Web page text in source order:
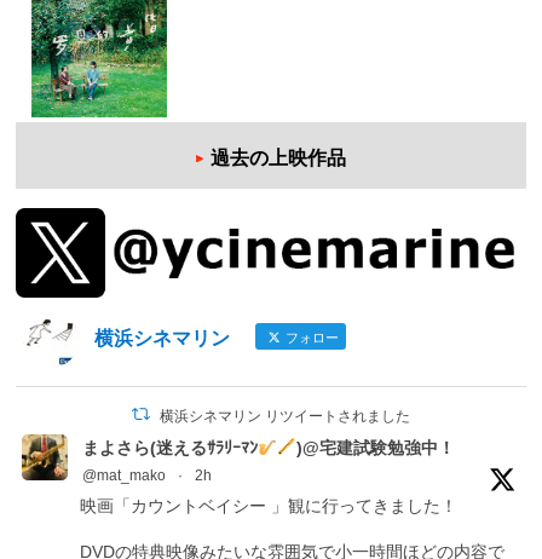
過去の上映作品
横浜シネマリン フォロー
横浜シネマリン リツイートされました
まよさら(迷えるｻﾗﾘｰﾏﾝ )@宅建試験勉強中！
@mat_mako · 2h
映画「カウントベイシー 」観に行ってきました！
DVDの特典映像みたいな雰囲気で小一時間ほどの内容で